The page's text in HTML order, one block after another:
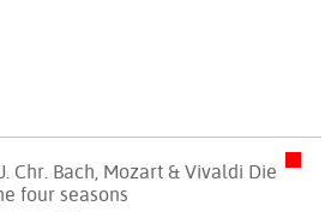
Chr. Bach, Mozart & Vivaldi Die
four seasons